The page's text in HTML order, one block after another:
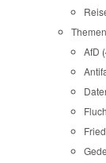
Themen
AfD